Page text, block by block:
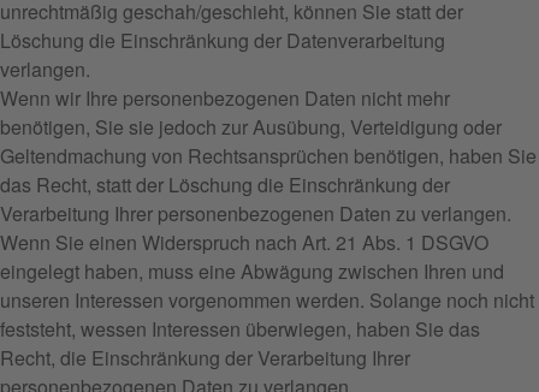
unrechtmäßig geschah/geschieht, können Sie statt der
Löschung die Einschränkung der Datenverarbeitung
verlangen.
Wenn wir Ihre personenbezogenen Daten nicht mehr
benötigen, Sie sie jedoch zur Ausübung, Verteidigung oder
Geltendmachung von Rechtsansprüchen benötigen, haben Sie
das Recht, statt der Löschung die Einschränkung der
Verarbeitung Ihrer personenbezogenen Daten zu verlangen.
Wenn Sie einen Widerspruch nach Art. 21 Abs. 1 DSGVO
eingelegt haben, muss eine Abwägung zwischen Ihren und
unseren Interessen vorgenommen werden. Solange noch nicht
feststeht, wessen Interessen überwiegen, haben Sie das
Recht, die Einschränkung der Verarbeitung Ihrer